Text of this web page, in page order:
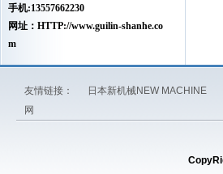
手机:13557662230
网址：HTTP://www.guilin-shanhe.co
m
友情链接： 日本新机械NEW MACHINE
网